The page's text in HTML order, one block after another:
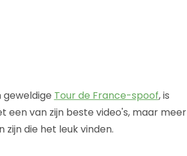
geweldige Tour de France-spoof, is
een van zijn beste video's, maar meer
die het leuk vinden.